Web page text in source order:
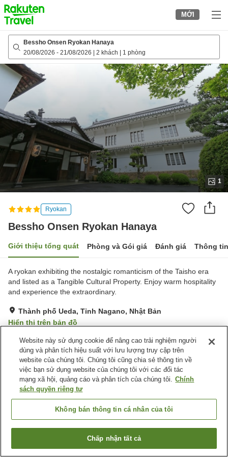
to
top
page
MỚI
Bessho Onsen Ryokan Hanaya
20/08/2026 - 21/08/2026 2 khách 1 phòng
1
Ryokan
Bessho Onsen Ryokan Hanaya
Giới thiệu tổng quát Phòng và Gói giá Đánh giá Thông
A ryokan exhibiting the nostalgic romanticism of the Taisho era
and listed as a Tangible Cultural Property. Enjoy warm hospitality
and experience the extraordinary.
Thành phố Ueda, Tỉnh Nagano, Nhật Bản
Hiển thị trên bản đồ
Tuyệt vời Đánh giá:119lượt
Tiện nghi chỗ nghỉ
Wi-Fi
Bãi đỗ xe
Cafe
Trang chủ Nhật Bản Tỉnh Nagano
Thành phố Ueda
Bessho Onsen Ryokan Hanaya
Tìm phòng trống
Website này sử dụng cookie để nâng cao trải nghiệm người
dùng và phân tích hiệu suất với lưu lượng truy cập trên
website của chúng tôi. Chúng tôi cũng chia sẻ thông tin về
việc bạn sử dụng website của chúng tôi với các đối tác
mạng xã hội, quảng cáo và phân tích của chúng tôi. Chính
sách quyền riêng tư
Không bán thông tin cá nhân của tôi
Chấp nhận tất cả